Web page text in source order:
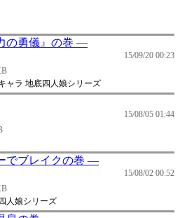
の勇儀』の巻 ―
15/09/20 00:23
ャラ 地底四人娘シリーズ
15/08/05 01:44
でブレイクの巻 ―
15/08/02 00:52
人娘シリーズ